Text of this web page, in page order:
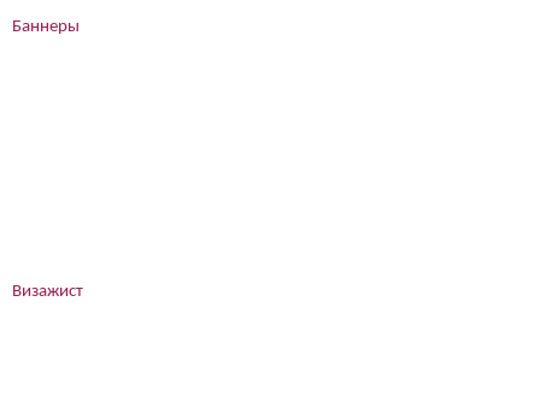
Баннеры
Визажист